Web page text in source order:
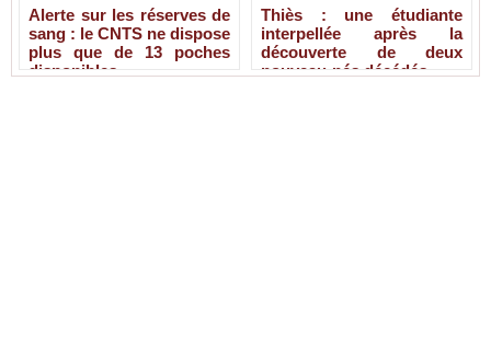
Alerte sur les réserves de
sang : le CNTS ne dispose
plus que de 13 poches
disponibles
Thiès : une étudiante
interpellée après la
découverte de deux
nouveau-nés décédés